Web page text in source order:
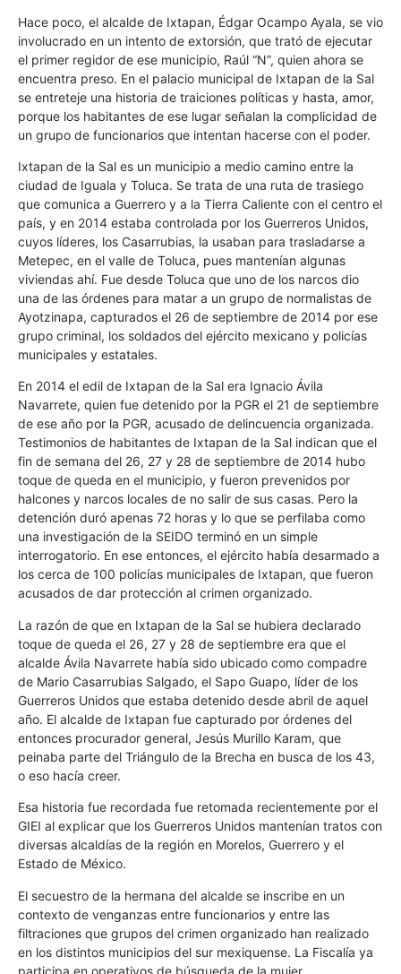
Hace poco, el alcalde de Ixtapan, Édgar Ocampo Ayala, se vio
involucrado en un intento de extorsión, que trató de ejecutar
el primer regidor de ese municipio, Raúl “N”, quien ahora se
encuentra preso. En el palacio municipal de Ixtapan de la Sal
se entreteje una historia de traiciones políticas y hasta, amor,
porque los habitantes de ese lugar señalan la complicidad de
un grupo de funcionarios que intentan hacerse con el poder.
Ixtapan de la Sal es un municipio a medio camino entre la
ciudad de Iguala y Toluca. Se trata de una ruta de trasiego
que comunica a Guerrero y a la Tierra Caliente con el centro el
país, y en 2014 estaba controlada por los Guerreros Unidos,
cuyos líderes, los Casarrubias, la usaban para trasladarse a
Metepec, en el valle de Toluca, pues mantenían algunas
viviendas ahí. Fue desde Toluca que uno de los narcos dio
una de las órdenes para matar a un grupo de normalistas de
Ayotzinapa, capturados el 26 de septiembre de 2014 por ese
grupo criminal, los soldados del ejército mexicano y policías
municipales y estatales.
En 2014 el edil de Ixtapan de la Sal era Ignacio Ávila
Navarrete, quien fue detenido por la PGR el 21 de septiembre
de ese año por la PGR, acusado de delincuencia organizada.
Testimonios de habitantes de Ixtapan de la Sal indican que el
fin de semana del 26, 27 y 28 de septiembre de 2014 hubo
toque de queda en el municipio, y fueron prevenidos por
halcones y narcos locales de no salir de sus casas. Pero la
detención duró apenas 72 horas y lo que se perfilaba como
una investigación de la SEIDO terminó en un simple
interrogatorio. En ese entonces, el ejército había desarmado a
los cerca de 100 policías municipales de Ixtapan, que fueron
acusados de dar protección al crimen organizado.
La razón de que en Ixtapan de la Sal se hubiera declarado
toque de queda el 26, 27 y 28 de septiembre era que el
alcalde Ávila Navarrete había sido ubicado como compadre
de Mario Casarrubias Salgado, el Sapo Guapo, líder de los
Guerreros Unidos que estaba detenido desde abril de aquel
año. El alcalde de Ixtapan fue capturado por órdenes del
entonces procurador general, Jesús Murillo Karam, que
peinaba parte del Triángulo de la Brecha en busca de los 43,
o eso hacía creer.
Esa historia fue recordada fue retomada recientemente por el
GIEI al explicar que los Guerreros Unidos mantenían tratos con
diversas alcaldías de la región en Morelos, Guerrero y el
Estado de México.
El secuestro de la hermana del alcalde se inscribe en un
contexto de venganzas entre funcionarios y entre las
filtraciones que grupos del crimen organizado han realizado
en los distintos municipios del sur mexiquense. La Fiscalía ya
participa en operativos de búsqueda de la mujer.